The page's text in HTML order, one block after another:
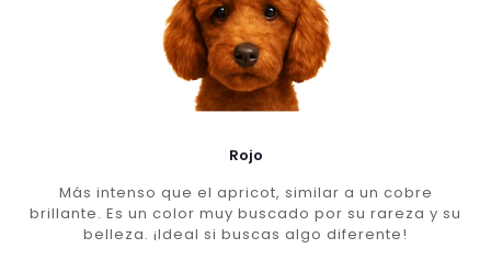
Rojo
Más intenso que el apricot, similar a un cobre
brillante. Es un color muy buscado por su rareza y su
belleza. ¡Ideal si buscas algo diferente!